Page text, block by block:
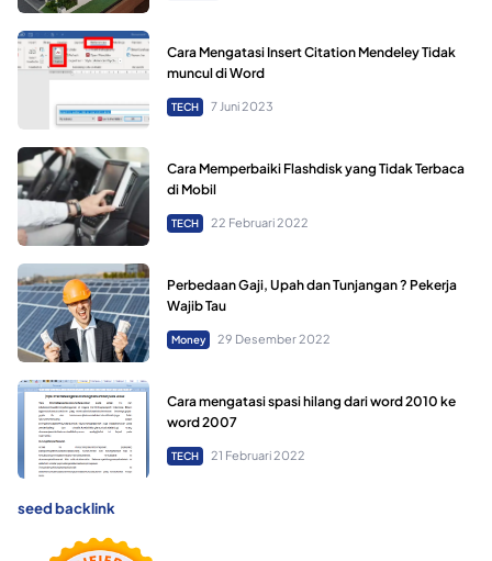
Cara Mengatasi Insert Citation Mendeley Tidak
muncul di Word
TECH 7 Juni 2023
Cara Memperbaiki Flashdisk yang Tidak Terbaca
di Mobil
TECH 22 Februari 2022
Perbedaan Gaji, Upah dan Tunjangan ? Pekerja
Wajib Tau
Money 29 Desember 2022
Cara mengatasi spasi hilang dari word 2010 ke
word 2007
TECH 21 Februari 2022
seed backlink